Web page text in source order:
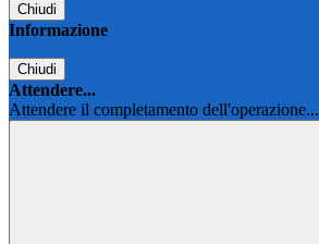
Chiudi
Informazione
Chiudi
Attendere...
Attendere il completamento dell'operazione...